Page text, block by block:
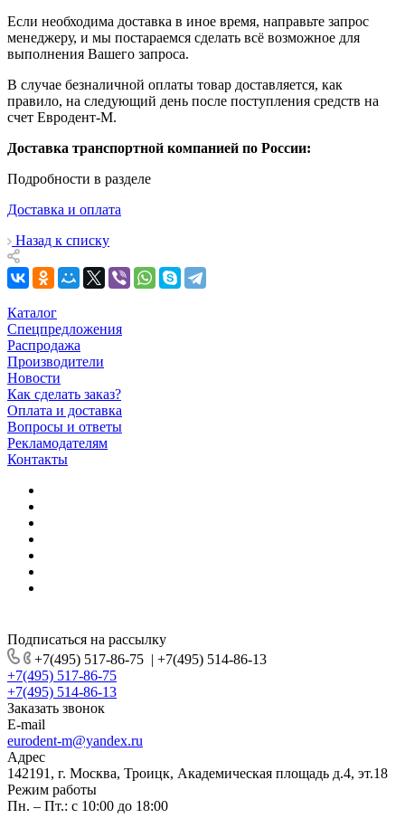
Если необходима доставка в иное время, направьте запрос
менеджеру, и мы постараемся сделать всё возможное для
выполнения Вашего запроса.
В случае безналичной оплаты товар доставляется, как
правило, на следующий день после поступления средств на
счет Евродент-М.
Доставка транспортной компанией по России:
Подробности в разделе
Доставка и оплата
Назад к списку
Каталог
Спецпредложения
Распродажа
Производители
Новости
Как сделать заказ?
Оплата и доставка
Вопросы и ответы
Рекламодателям
Контакты
Подписаться на рассылку
+7(495) 517-86-75 | +7(495) 514-86-13
+7(495) 517-86-75
+7(495) 514-86-13
Заказать звонок
E-mail
eurodent-m@yandex.ru
Адрес
142191, г. Москва, Троицк, Академическая площадь д.4, эт.18
Режим работы
Пн. – Пт.: с 10:00 до 18:00